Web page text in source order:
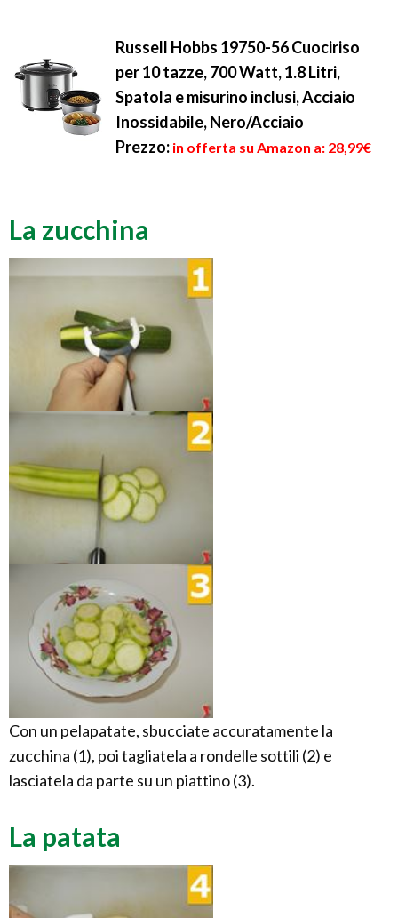
Russell Hobbs 19750-56 Cuociriso
per 10 tazze, 700 Watt, 1.8 Litri,
Spatola e misurino inclusi, Acciaio
Inossidabile, Nero/Acciaio
Prezzo: in offerta su Amazon a: 28,99€
La zucchina
Con un pelapatate, sbucciate accuratamente la
zucchina (1), poi tagliatela a rondelle sottili (2) e
lasciatela da parte su un piattino (3).
La patata